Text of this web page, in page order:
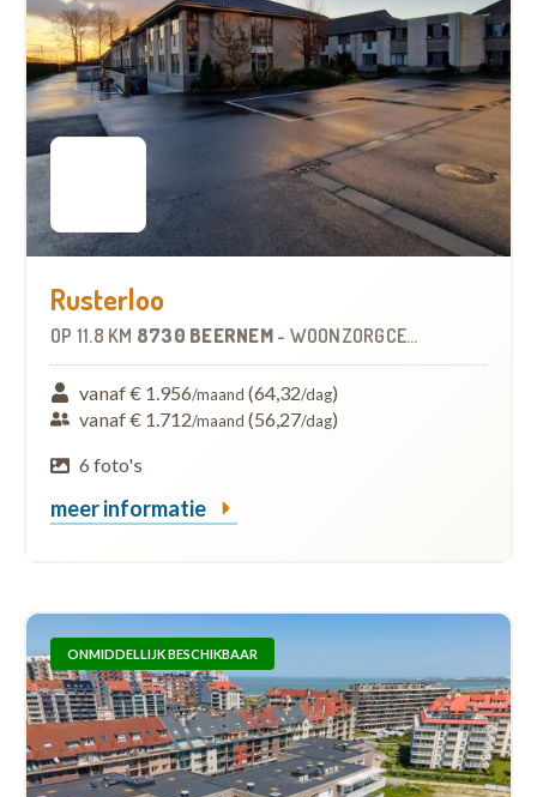
Rusterloo
OP 11.8 KM 8730 BEERNEM - WOONZORGCENTRUM (WZC)
vanaf € 1.956/maand (64,32/dag)
vanaf € 1.712/maand (56,27/dag)
6 foto's
meer informatie
ONMIDDELLIJK BESCHIKBAAR